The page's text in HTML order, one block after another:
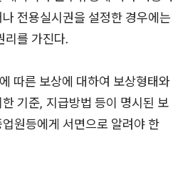
전용실시권을 설정한 경우에는
리를 가진다.
따른 보상에 대하여 보상형태와
기준, 지급방법 등이 명시된 보
원등에게 서면으로 알려야 한